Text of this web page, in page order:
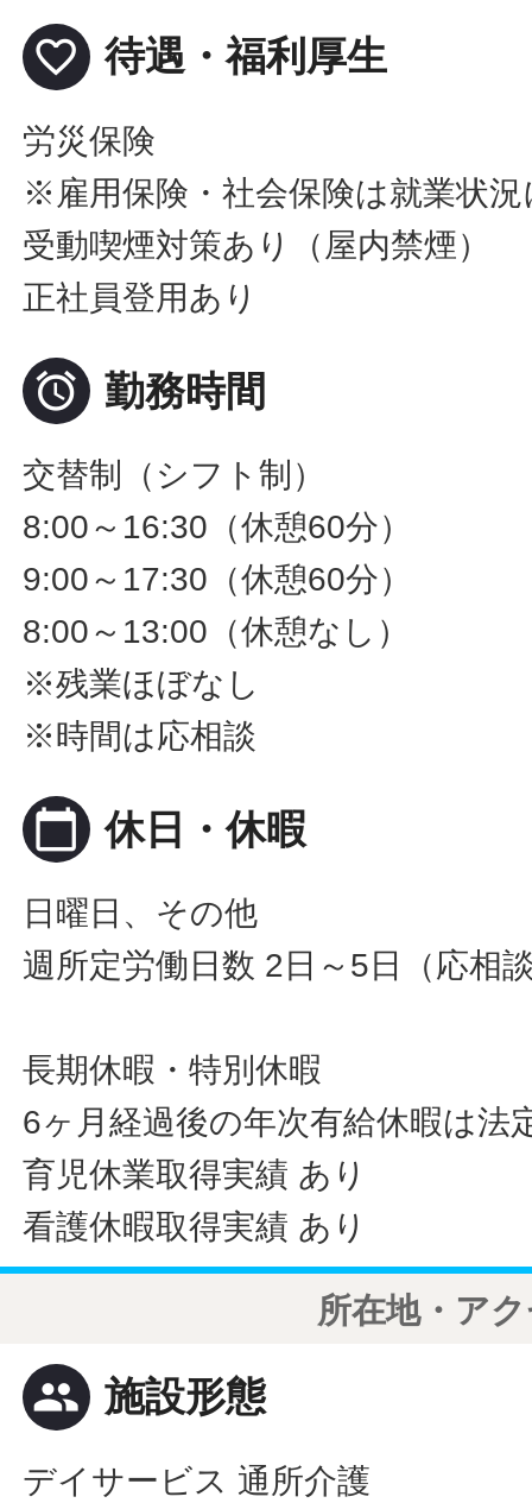
favorite_border 待遇・福利厚生
労災保険
※雇用保険・社会保険は就業状
受動喫煙対策あり（屋内禁煙）
正社員登用あり
 勤務時間
交替制（シフト制）
8:00～16:30（休憩60分）
9:00～17:30（休憩60分）
8:00～13:00（休憩なし）
※残業ほぼなし
※時間は応相談
calendar_today 休日・休暇
日曜日、その他
週所定労働日数 2日～5日（応相
長期休暇・特別休暇
6ヶ月経過後の年次有給休暇は法
育児休業取得実績 あり
看護休暇取得実績 あり
所在地・ア
people 施設形態
デイサービス 通所介護